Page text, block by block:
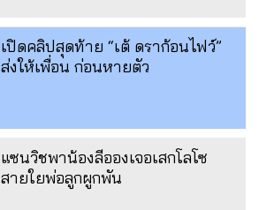
เปิดคลิปสุดท้าย “เต้ ดราก้อนไฟว์”
ส่งให้เพื่อน ก่อนหายตัว
แซนวิชพาน้องลีอองเจอเสกโลโซ
สายใยพ่อลูกผูกพัน